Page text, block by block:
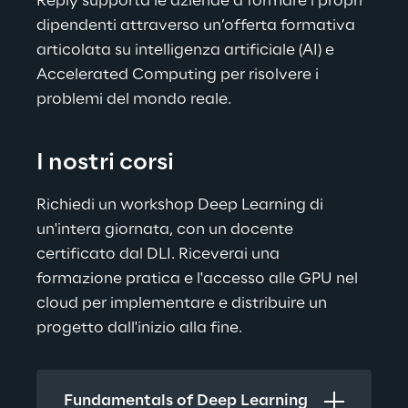
dipendenti attraverso un’offerta formativa
articolata su intelligenza artificiale (AI) e
Accelerated Computing per risolvere i
problemi del mondo reale.
I nostri corsi
Richiedi un workshop Deep Learning di
un'intera giornata, con un docente
certificato dal DLI. Riceverai una
formazione pratica e l'accesso alle GPU nel
cloud per implementare e distribuire un
progetto dall'inizio alla fine.
Fundamentals of Deep Learning